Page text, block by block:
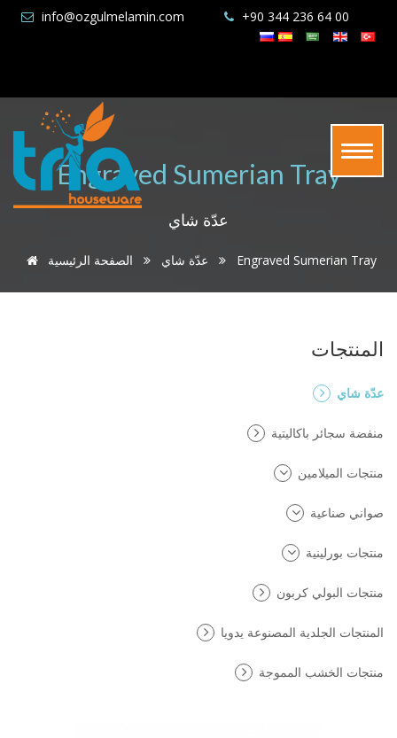
info@ozgulmelamin.com +90 344 236 64 00
Engraved Sumerian Tray
عدّة شاي
الصفحة الرئيسية عدّة شاي Engraved Sumerian Tray
المنتجات
عدّة شاي
منفضة سجائر باكاليتية
منتجات الميلامين
صواني صناعية
منتجات بورلينية
منتجات البولي كربون
المنتجات الجلدية المصنوعة يدويا
منتجات الخشب المموجة